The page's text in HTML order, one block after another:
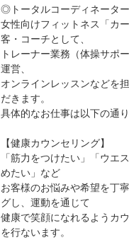
◎トータルコーディネーター
女性向けフィットネス「カ
客・コーチとして、
トレーナー業務（体操サポ
運営、
オンラインレッスンなどを
だきます。
具体的なお仕事は以下の通り
【健康カウンセリング】
「筋力をつけたい」「ウエ
めたい」など
お客様のお悩みや希望を丁
グし、運動を通じて
健康で笑顔になれるようカ
を行ないます。